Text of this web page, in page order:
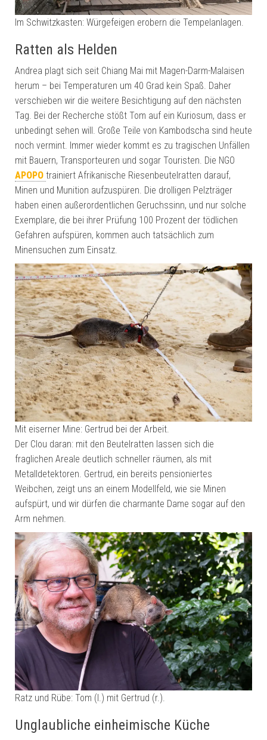
Im Schwitzkasten: Würgefeigen erobern die Tempelanlagen.
Ratten als Helden
Andrea plagt sich seit Chiang Mai mit Magen-Darm-Malaisen
herum – bei Temperaturen um 40 Grad kein Spaß. Daher
verschieben wir die weitere Besichtigung auf den nächsten
Tag. Bei der Recherche stößt Tom auf ein Kuriosum, dass er
unbedingt sehen will. Große Teile von Kambodscha sind heute
noch vermint. Immer wieder kommt es zu tragischen Unfällen
mit Bauern, Transporteuren und sogar Touristen. Die NGO
APOPO trainiert Afrikanische Riesenbeutelratten darauf,
Minen und Munition aufzuspüren. Die drolligen Pelzträger
haben einen außerordentlichen Geruchssinn, und nur solche
Exemplare, die bei ihrer Prüfung 100 Prozent der tödlichen
Gefahren aufspüren, kommen auch tatsächlich zum
Minensuchen zum Einsatz.
Mit eiserner Mine: Gertrud bei der Arbeit.
Der Clou daran: mit den Beutelratten lassen sich die
fraglichen Areale deutlich schneller räumen, als mit
Metalldetektoren. Gertrud, ein bereits pensioniertes
Weibchen, zeigt uns an einem Modellfeld, wie sie Minen
aufspürt, und wir dürfen die charmante Dame sogar auf den
Arm nehmen.
Ratz und Rübe: Tom (l.) mit Gertrud (r.).
Unglaubliche einheimische Küche